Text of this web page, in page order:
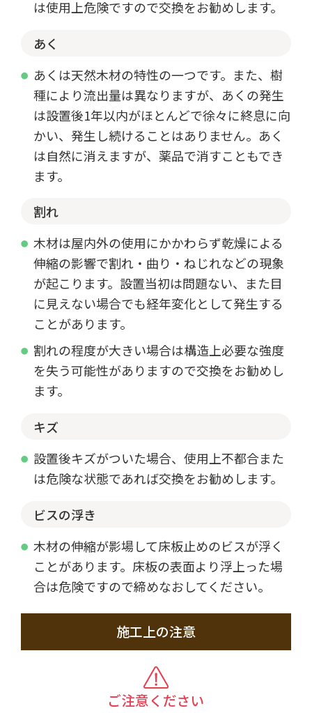
は使用上危険ですので交換をお勧めします。
あく
あくは天然木材の特性の一つです。また、樹
種により流出量は異なりますが、あくの発生
は設置後1年以内がほとんどで徐々に終息に向
かい、発生し続けることはありません。あく
は自然に消えますが、薬品で消すこともでき
ます。
割れ
木材は屋内外の使用にかかわらず乾燥による
伸縮の影響で割れ・曲り・ねじれなどの現象
が起こります。設置当初は問題ない、また目
に見えない場合でも経年変化として発生する
ことがあります。
割れの程度が大きい場合は構造上必要な強度
を失う可能性がありますので交換をお勧めし
ます。
キズ
設置後キズがついた場合、使用上不都合また
は危険な状態であれば交換をお勧めします。
ビスの浮き
木材の伸縮が影場して床板止めのビスが浮く
ことがあります。床板の表面より浮上った場
合は危険ですので締めなおしてください。
施工上の注意
ご注意ください